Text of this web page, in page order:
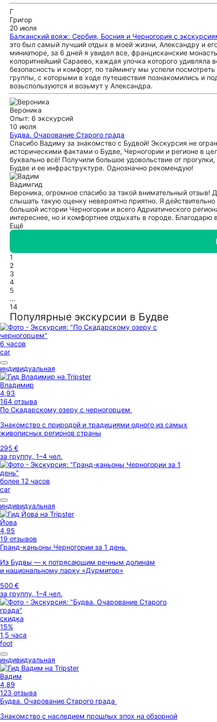
Г
Григор
20 июля
Балканский вояж: Сербия, Босния и Черногория с
это был самый лучший отдых в моей жизни, Александру и
миниатюре, за 6 дней я увидел все, францисканские
колоритнейший Сараево, каждая улочка которого
безопасность и комфорт, по таймингу мы успели
группы, с которыми в ходе путешествия познакомились и
возьспользуются и возьмут у Александра.
Вероника
Опыт: 6 экскурсий
10 июля
Будва. Очарование Старого града
Спасибо Вадиму за знакомство с Будвой! Экскурсия не
историческими фактами о Будве, Черногории и регионе в
буквально всё! Получили большое удовольствие от
Будве и ее инфраструктуре. Однозначно рекомендую!
Вадимгид
Вероника, огромное спасибо за такой внимательный отзыв!
слышать такую оценку невероятно приятно. Я
большой истории Черногории и всего Адриатического
интереснее, но и комфортнее отдыхать в городе.
Ещё
1
2
3
4
5
...
14
Популярные экскурсии в Будве
6 часов
car
индивидуальная
Владимир
4,93
164 отзыва
По Скадарскому озеру с черногорцем
Знакомство с природой и традициями одного из самых
живописных регионов страны
295 €
за группу, 1–4 чел.
более 12 часов
car
индивидуальная
Йова
4,95
19 отзывов
Гранд-каньоны Черногории за 1 день
Из Будвы — к потрясающим речным долинам
и национальному парку «Дурмитор»
500 €
за группу, 1–4 чел.
скидка
15%
1,5 часа
foot
индивидуальная
Вадим
4,89
123 отзыва
Будва. Очарование Старого града
Знакомство с наследием прошлых эпох на обзорной